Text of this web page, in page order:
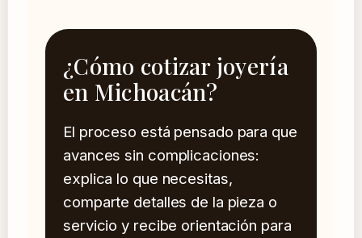
¿Cómo cotizar joyería
en Michoacán?
El proceso está pensado para que
avances sin complicaciones:
explica lo que necesitas,
comparte detalles de la pieza o
servicio y recibe orientación para